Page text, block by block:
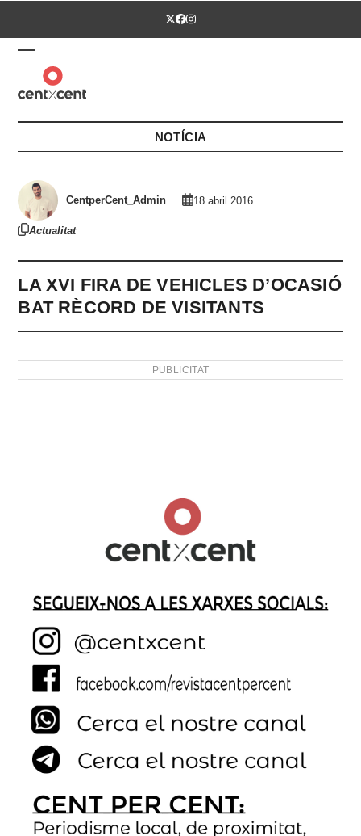
Twitter
Facebook
Instagram
Open
mobile
menu
Close
mobile
menu
NOTÍCIA
CentperCent_Admin 18 abril 2016
Actualitat
LA XVI FIRA DE VEHICLES D’OCASIÓ
BAT RÈCORD DE VISITANTS
PUBLICITAT